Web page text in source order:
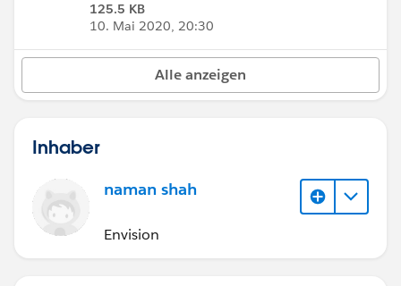
125.5 KB
10. Mai 2020, 20:30
Alle anzeigen
Inhaber
naman shah
Envision